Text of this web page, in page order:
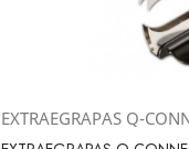

EXTRAEGRAPAS Q-